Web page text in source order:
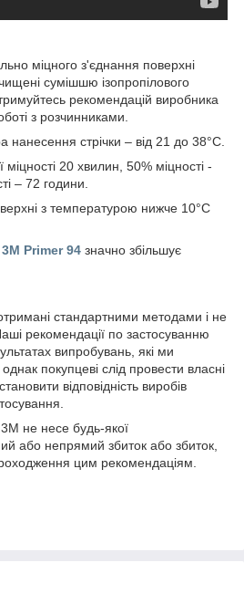
міцного з'єднання поверхні
сумішшю ізопропілового
рекомендацій виробника
з розчинниками.
стрічки – від 21 до 38°C.
20 хвилин, 50% міцності -
– 72 години.
з температурою нижче 10°C
3M Primer 94 значно збільшує
стандартними методами і не
рекомендації по застосуванню
випробувань, які ми
покупцеві слід провести власні
відповідність виробів
не несе будь-якої
або непрямий збиток або збиток,
цим рекомендаціям.